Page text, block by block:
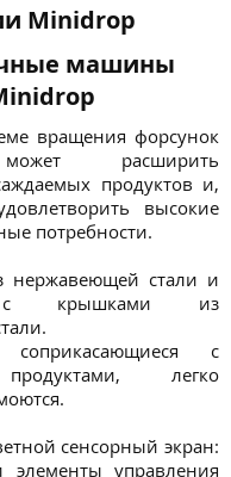
Minidrop
машины
вращения форсунок
расширить
продуктов и,
высокие
потребности.
нержавеющей стали и
с крышками из
с
легко
сенсорный экран:
элементы управления